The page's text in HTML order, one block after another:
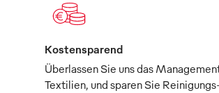
Kostensparend
Überlassen Sie uns das
Textilien, und sparen Sie